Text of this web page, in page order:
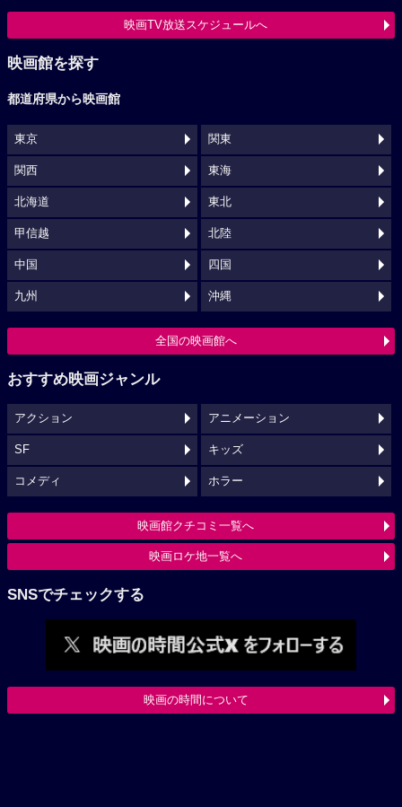
映画TV放送スケジュールへ
映画館を探す
都道府県から映画館
東京 関東
関西 東海
北海道 東北
甲信越 北陸
中国 四国
九州 沖縄
全国の映画館へ
おすすめ映画ジャンル
アクション アニメーション
SF キッズ
コメディ ホラー
映画館クチコミ一覧へ
映画ロケ地一覧へ
SNSでチェックする
映画の時間について